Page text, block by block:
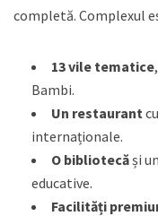
completă. Complexul
13 vile tematice
Bambi.
Un restaurant
internaționale.
O bibliotecăși
educative.
Facilități